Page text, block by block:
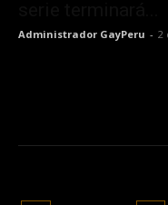
Administrador GayPeru - 2